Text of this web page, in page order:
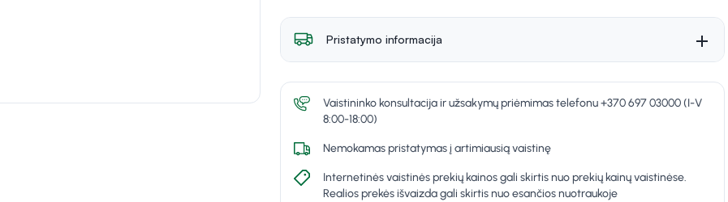
Pristatymo informacija
Vaistininko konsultacija ir užsakymų priėmimas telefonu +370 697 03000 (I-V
8:00-18:00)
Nemokamas pristatymas į artimiausią vaistinę
Internetinės vaistinės prekių kainos gali skirtis nuo prekių kainų vaistinėse.
Realios prekės išvaizda gali skirtis nuo esančios nuotraukoje